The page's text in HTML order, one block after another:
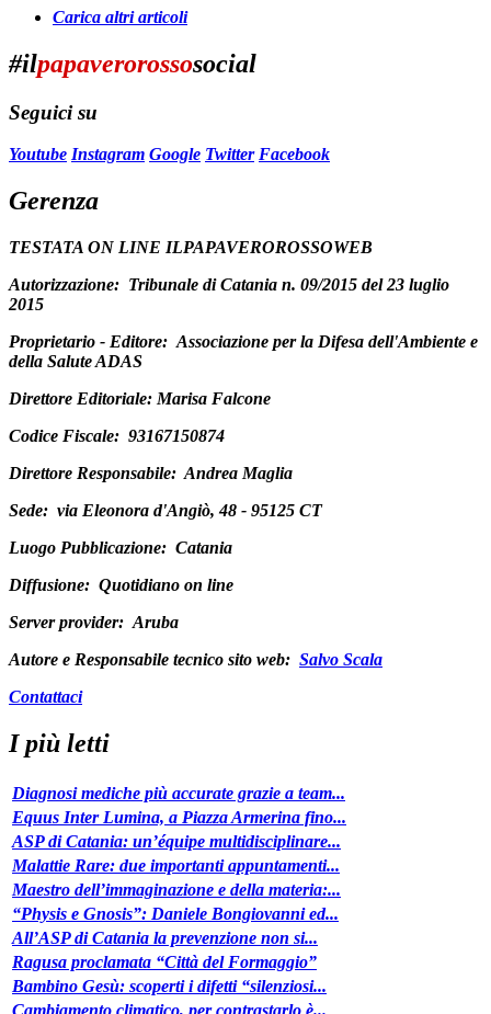
Carica altri articoli
#ilpapaverorossosocial
Seguici su
Youtube Instagram Google Twitter Facebook
Gerenza
TESTATA ON LINE ILPAPAVEROROSSOWEB
Autorizzazione: Tribunale di Catania n. 09/2015 del 23 luglio
2015
Proprietario - Editore: Associazione per la Difesa dell'Ambiente e
della Salute ADAS
Direttore Editoriale: Marisa Falcone
Codice Fiscale: 93167150874
Direttore Responsabile: Andrea Maglia
Sede: via Eleonora d'Angiò, 48 - 95125 CT
Luogo Pubblicazione: Catania
Diffusione: Quotidiano on line
Server provider: Aruba
Autore e Responsabile tecnico sito web: Salvo Scala
Contattaci
I più letti
Diagnosi mediche più accurate grazie a team...
Equus Inter Lumina, a Piazza Armerina fino...
ASP di Catania: un’équipe multidisciplinare...
Malattie Rare: due importanti appuntamenti...
Maestro dell’immaginazione e della materia:...
“Physis e Gnosis”: Daniele Bongiovanni ed...
All’ASP di Catania la prevenzione non si...
Ragusa proclamata “Città del Formaggio”
Bambino Gesù: scoperti i difetti “silenziosi...
Cambiamento climatico, per contrastarlo è...